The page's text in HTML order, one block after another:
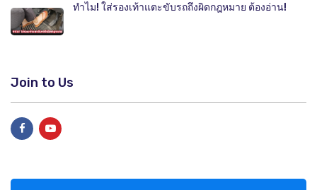
ทำไม! ใส่รองเท้าแตะขับรถถึงผิดกฎหมาย ต้องอ่าน!
Join to Us